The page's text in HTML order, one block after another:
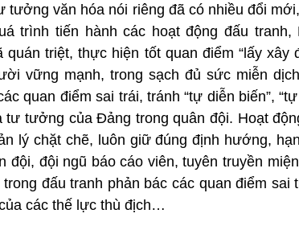
tưởng văn hóa nói riêng đã có nhiều đổi
trình tiến hành các hoạt động đấu tranh,
triệt, thực hiện tốt quan điểm “lấy xây
vững mạnh, trong sạch đủ sức miễn
quan điểm sai trái, tránh “tự diễn biến”,
tư tưởng của Đảng trong quân đội. Hoạt
lý chặt chẽ, luôn giữ đúng định hướng,
đội, đội ngũ báo cáo viên, tuyên truyền
đấu tranh phản bác các quan điểm sai
các thế lực thù địch…